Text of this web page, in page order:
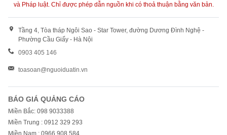
và Pháp luật. Chỉ được phép dẫn nguồn khi có thoả thuận bằng văn bản.
Tầng 4, Tòa tháp Ngôi Sao - Star Tower, đường Dương Đình Nghệ -
Phường Cầu Giấy - Hà Nội
0903 405 146
toasoan@nguoiduatin.vn
BÁO GIÁ QUẢNG CÁO
Miền Bắc: 098 9033388
Miền Trung : 0912 329 293
Miền Nam : 0966 908 584